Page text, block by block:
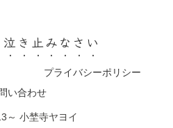
き止みなさい
プライバシーポリシー
い合わせ
～ 小埜寺ヤヨイ